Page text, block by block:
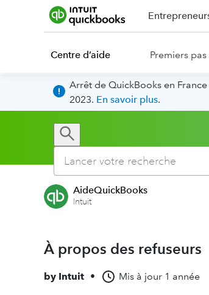
Centre d’aide Premiers pas
Arrêt de QuickBooks en
2023. En savoir plus.
AideQuickBooks
Intuit
À propos des refuseurs
by Intuit • Mis à jour 1 année